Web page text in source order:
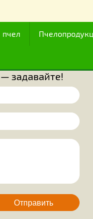
ряд
ячеек сотов под
пространствах.
которых только
и прочности,
знали, что
ячейки,
что ни одно
является то, что
Для пчел